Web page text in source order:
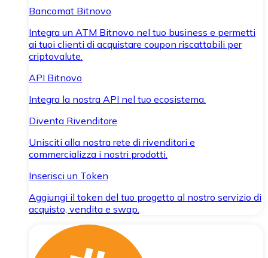
Bancomat Bitnovo
Integra un ATM Bitnovo nel tuo business e permetti
ai tuoi clienti di acquistare coupon riscattabili per
criptovalute.
API Bitnovo
Integra la nostra API nel tuo ecosistema.
Diventa Rivenditore
Unisciti alla nostra rete di rivenditori e
commercializza i nostri prodotti.
Inserisci un Token
Aggiungi il token del tuo progetto al nostro servizio di
acquisto, vendita e swap.